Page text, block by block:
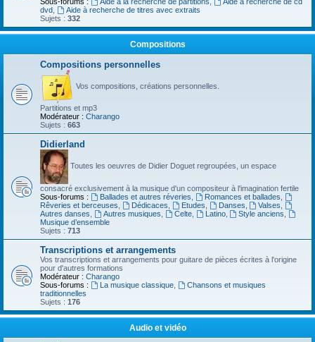
dvd
Aide à recherche de titres avec extraits
Sujets : 332
Compositions
Compositions personnelles
Vos compositions, créations personnelles.
Partitions et mp3
Modérateur : Charango
Sujets : 663
Didierland
Toutes les oeuvres de Didier Doguet regroupées, un espace
consacré exclusivement à la musique d'un compositeur à l'imagination fertile
Sous-forums :
Ballades et autres réveries Romances et ballades
Rêveries et berceuses
Dédicaces Etudes Danses Valses
Autres danses
Autres musiques Celte, Latino, Style anciens
Musique d’ensemble
Sujets : 713
Transcriptions et arrangements
Vos transcriptions et arrangements pour guitare de pièces écrites à l'origine
pour d'autres formations
Modérateur : Charango
Sous-forums :
La musique classique,
Chansons et musiques
traditionnelles
Sujets : 176
Audio et vidéo